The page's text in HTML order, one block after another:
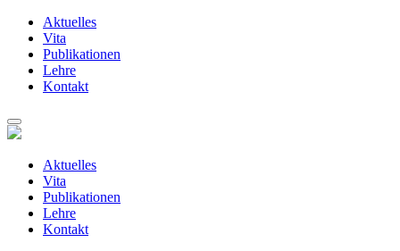
Aktuelles
Vita
Publikationen
Lehre
Kontakt
Zum
springenAktuelles
Vita
Publikationen
Lehre
Kontakt